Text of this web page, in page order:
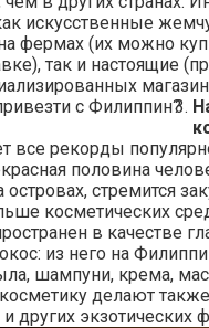
искусственные
фермах (их можно
так и настоящие
все рекорды
половина
стремится
косметических
в качестве
из него на
шампуни, крема,
делают
и других экзотических